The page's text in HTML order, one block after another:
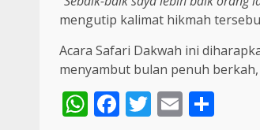
mengutip kalimat hikmah
Acara Safari Dakwah ini
menyambut bulan penuh berkah,
WhatsApp
Facebook
Twitter
Email